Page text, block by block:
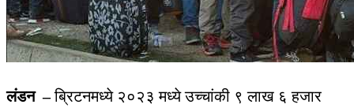
लंडन –ब्रिटनमध्ये २०२३ मध्ये उच्चांकी ९ लाख ६ हजार